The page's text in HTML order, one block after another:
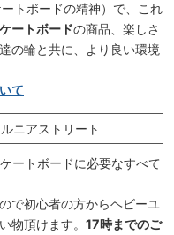
トボードの精神）で、これ
ートボードの商品、楽しさ
の輪と共に、より良い環境
て
ニアストリート
ートボードに必要なすべて
で初心者の方からヘビーユ
物頂けます。 17時までのご